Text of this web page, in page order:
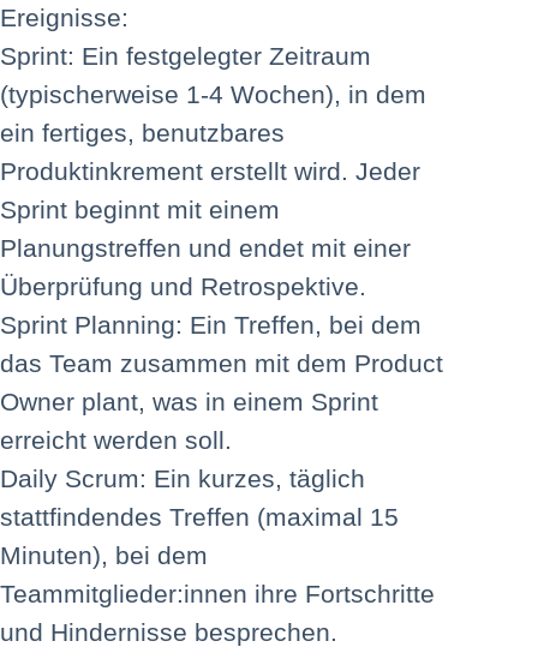
Ereignisse:
Sprint: Ein festgelegter Zeitraum
(typischerweise 1-4 Wochen), in dem
ein fertiges, benutzbares
Produktinkrement erstellt wird. Jeder
Sprint beginnt mit einem
Planungstreffen und endet mit einer
Überprüfung und Retrospektive.
Sprint Planning: Ein Treffen, bei dem
das Team zusammen mit dem Product
Owner plant, was in einem Sprint
erreicht werden soll.
Daily Scrum: Ein kurzes, täglich
stattfindendes Treffen (maximal 15
Minuten), bei dem
Teammitglieder:innen ihre Fortschritte
und Hindernisse besprechen.